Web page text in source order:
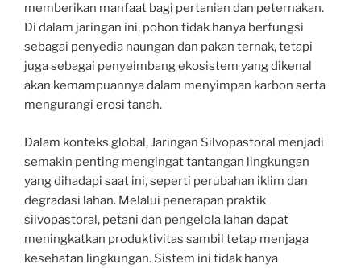
memberikan manfaat bagi pertanian dan peternakan.
Di dalam jaringan ini, pohon tidak hanya berfungsi
sebagai penyedia naungan dan pakan ternak, tetapi
juga sebagai penyeimbang ekosistem yang dikenal
akan kemampuannya dalam menyimpan karbon serta
mengurangi erosi tanah.
Dalam konteks global, Jaringan Silvopastoral menjadi
semakin penting mengingat tantangan lingkungan
yang dihadapi saat ini, seperti perubahan iklim dan
degradasi lahan. Melalui penerapan praktik
silvopastoral, petani dan pengelola lahan dapat
meningkatkan produktivitas sambil tetap menjaga
kesehatan lingkungan. Sistem ini tidak hanya